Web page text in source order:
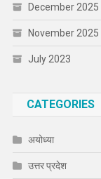
December 2025
November 2025
July 2023
CATEGORIES
अयोध्या
उत्तर प्रदेश